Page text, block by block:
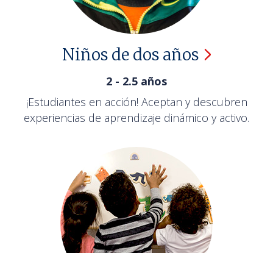
Niños de dos años
2 - 2.5 años
¡Estudiantes en acción! Aceptan y descubren
experiencias de aprendizaje dinámico y activo.